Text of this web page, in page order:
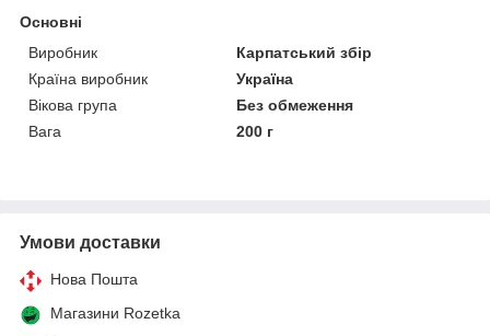
Основні
Виробник
Карпатський збір
Країна виробник
Україна
Вікова група
Без обмеження
Вага
200 г
Умови доставки
Нова Пошта
Магазини Rozetka